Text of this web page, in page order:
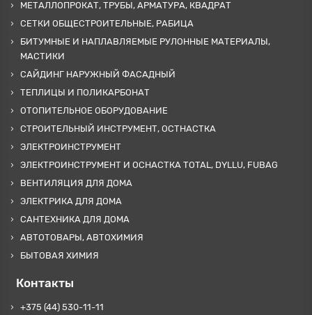
МЕТАЛЛОПРОКАТ, ТРУБЫ, АРМАТУРА, КВАДРАТ
СЕТКИ ОБЩЕСТРОИТЕЛЬНЫЕ, РАБИЦА
БИТУМНЫЕ И НАПЛАВЛЯЕМЫЕ РУЛОННЫЕ МАТЕРИАЛЫ,
МАСТИКИ
САЙДИНГ НАРУЖНЫЙ ФАСАДНЫЙ
ТЕПЛИЦЫ И ПОЛИКАРБОНАТ
ОТОПИТЕЛЬНОЕ ОБОРУДОВАНИЕ
СТРОИТЕЛЬНЫЙ ИНСТРУМЕНТ, ОСТНАСТКА
ЭЛЕКТРОИНСТРУМЕНТ
ЭЛЕКТРОИНСТРУМЕНТ И ОСНАСТКА TOTAL, DYLLU, FUBAG
ВЕНТИЛЯЦИЯ ДЛЯ ДОМА
ЭЛЕКТРИКА ДЛЯ ДОМА
САНТЕХНИКА ДЛЯ ДОМА
АВТОТОВАРЫ, АВТОХИМИЯ
БЫТОВАЯ ХИМИЯ
Контакты
+375 (44) 530-11-11